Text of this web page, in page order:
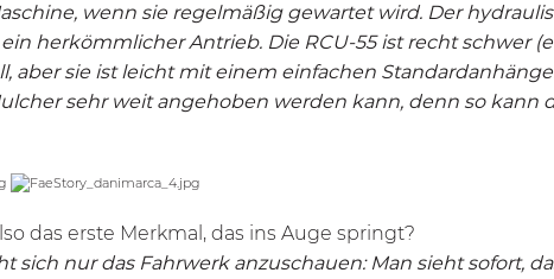
wenn sie regelmäßig gewartet wird. Der
herkömmlicher Antrieb. Die RCU-55ist recht schwer
aber sie ist leicht mit einem einfachen
sehr weit angehoben werden kann, denn so kann
das erste Merkmal, das ins Auge springt?
sich nur das Fahrwerk anzuschauen: Man sieht sofort,